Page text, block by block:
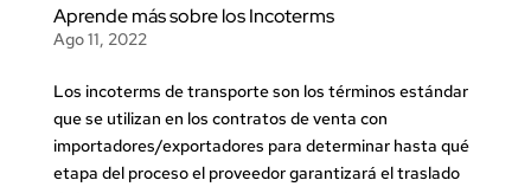
Aprende más sobre los Incoterms
Ago 11, 2022
Los incoterms de transporte son los términos estándar
que se utilizan en los contratos de venta con
importadores/exportadores para determinar hasta qué
etapa del proceso el proveedor garantizará el traslado